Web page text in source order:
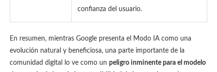
confianza del usuario.
En resumen, mientras Google presenta el Modo IA como una
evolución natural y beneficiosa, una parte importante de la
comunidad digital lo ve como un peligro inminente para el modelo